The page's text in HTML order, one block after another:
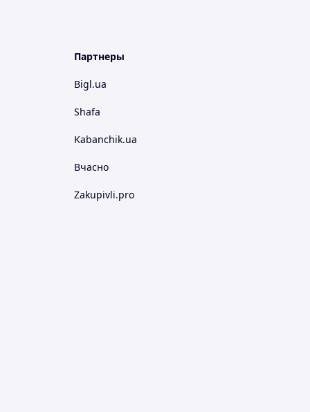
Партнеры
Bigl.ua
Shafa
Kabanchik.ua
Вчасно
Zakupivli.pro